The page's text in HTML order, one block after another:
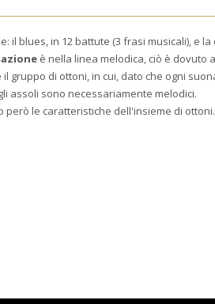
il blues, in 12 battute (3 frasi musicali), e la
è nella linea melodica, ciò è dovuto
gruppo di ottoni, in cui, dato che ogni
assoli sono necessariamente melodici.
le caratteristiche dell'insieme di ottoni.